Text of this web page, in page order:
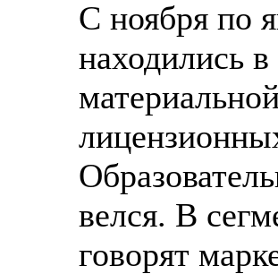
С ноября по
находились в
велся. В
говорят